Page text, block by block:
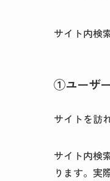
サイト内検
①ユーザ
サイトを訪
サイト内検
ります。実